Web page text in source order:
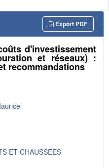
Export PDF
d'investissement
et réseaux) :
recommandations
ET CHAUSSEES